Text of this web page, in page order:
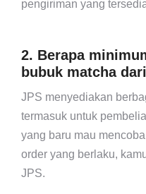
pengiriman yang
2. Berapa
bubuk matcha
JPS menyediakan
termasuk untuk
yang baru mau
order yang berlaku,
JPS.